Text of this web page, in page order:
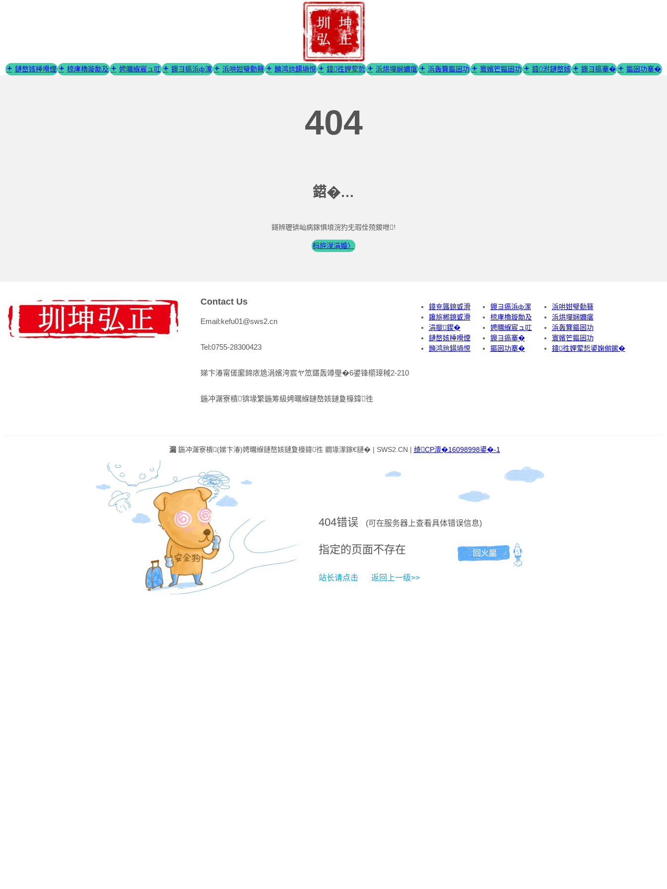
鏈嶅姟棰嗗煙
椋庨櫓璇勪及 娉曞緥宸ュ叿 鐭ヨ瘑浜ф潈 浜哄姏璧勬簮 鏅鸿兘鍚堝悓 鍏徃娌荤悊 浜烘墠娴嬭瘎 浜轰簨鏂囦功 寰嬪笀鏂囦功 鍏泭鏈嶅姟 鐭ヨ瘑搴� 鏂囦功搴�
404
鍣�…
鎶辨瓑锛屾病鎵惧埌浣犳兂瑕佺殑鍐呭!
杩斿洖涓婚〉
Contact Us
Email:kefu01@sws2.cn
Tel:0755-28300423
娣卞湷甯傞緳鍗庡尯涓嬪洿宸ヤ笟鍖轰竴璺�6鍙锋櫤璋稢2-210
鍦冲潳寮樻锛堟繁鍦筹級娉曞緥鏈嶅姟鏈夐檺鍏徃
鍏充簬鎴戜滑
鑱旂郴鎴戜滑
涓撳鍥�
鏈嶅姟棰嗗煙
鏅鸿兘鍚堝悓
鐭ヨ瘑浜ф潈
椋庨櫓璇勪及
娉曞緥宸ュ叿
鐭ヨ瘑搴�
鏂囦功搴�
浜哄姏璧勬簮
浜烘墠娴嬭瘎
浜轰簨鏂囦功
寰嬪笀鏂囦功
鍏徃娌荤悊鍙婅偂鏉�
漏鍦冲潳寮樻(娣卞湷)娉曞緥鏈嶅姟鏈夐檺鍏徃 鐗堟潈鎵€鏈� | SWS2.CN | 绮CP澶�16098998鍙�-1
404错误 (可在服务器上查看具体错误信息)
指定的页面不存在
站长请点击 返回上一级>>